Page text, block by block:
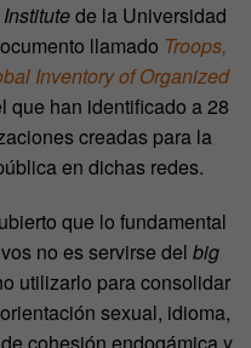
de la Universidad
llamado Troops,
Inventory of Organized
que han identificado a 28
creadas para la
en dichas redes.
que lo fundamental
no es servirse del big
utilizarlo para consolidar
sexual, idioma,